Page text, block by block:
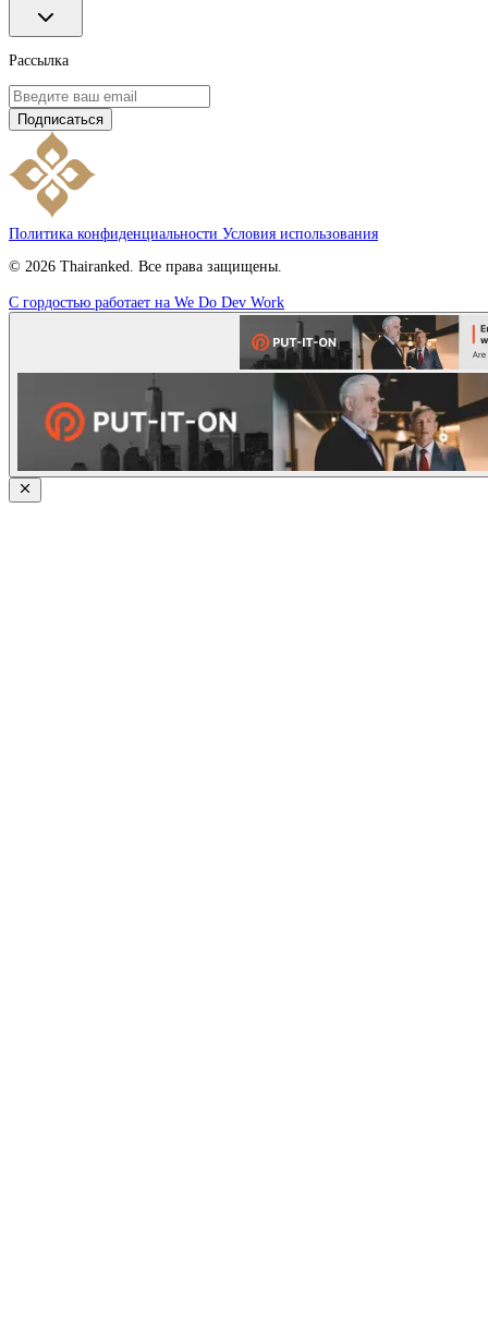
Рассылка
Подписаться
Политика конфиденциальности Условия использования
© 2026 Thairanked. Все права защищены.
С гордостью работает на We Do Dev Work